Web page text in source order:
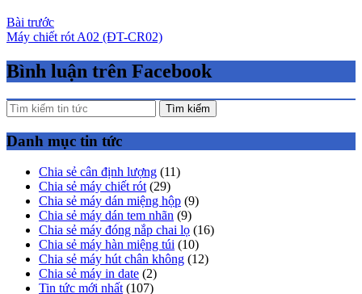
Bài trước
Máy chiết rót A02 (ĐT-CR02)
Bình luận trên Facebook
Tìm kiếm
Danh mục tin tức
Chia sẻ cân định lượng (11)
Chia sẻ máy chiết rót (29)
Chia sẻ máy dán miệng hộp (9)
Chia sẻ máy dán tem nhãn (9)
Chia sẻ máy đóng nắp chai lọ (16)
Chia sẻ máy hàn miệng túi (10)
Chia sẻ máy hút chân không (12)
Chia sẻ máy in date (2)
Tin tức mới nhất (107)